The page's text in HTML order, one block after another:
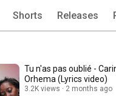
Shorts Releases
Tu n'as pas oublié -
Orhema (Lyrics video)
3.2K views 2 months ago